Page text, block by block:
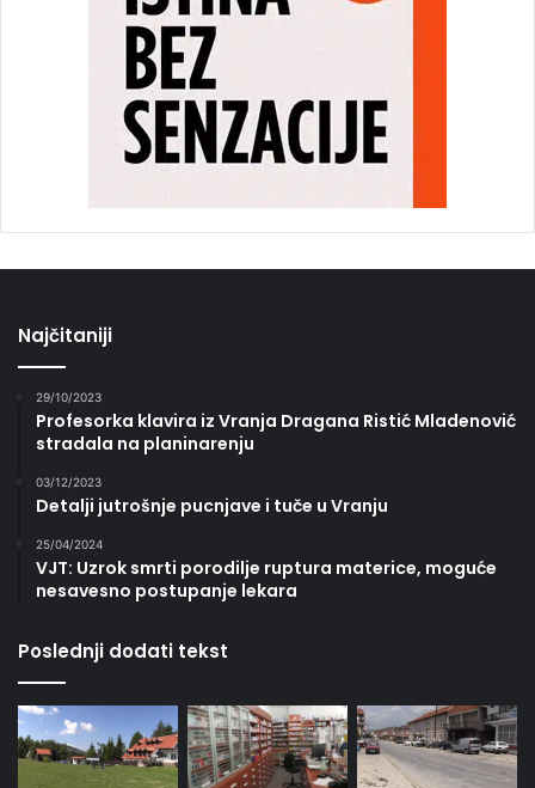
Najčitaniji
29/10/2023
Profesorka klavira iz Vranja Dragana Ristić Mladenović
stradala na planinarenju
03/12/2023
Detalji jutrošnje pucnjave i tuče u Vranju
25/04/2024
VJT: Uzrok smrti porodilje ruptura materice, moguće
nesavesno postupanje lekara
Poslednji dodati tekst